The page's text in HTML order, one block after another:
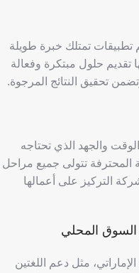
تمتلك خبرة طويلة
تقديم حلول مبتكرة وفعالة
تحقيق النتائج المرجوة.
والجهد الذي تحتاجه
المحترفة تتولى جميع مراحل
التركيز على أعمالها
مثل دعم اللغتين